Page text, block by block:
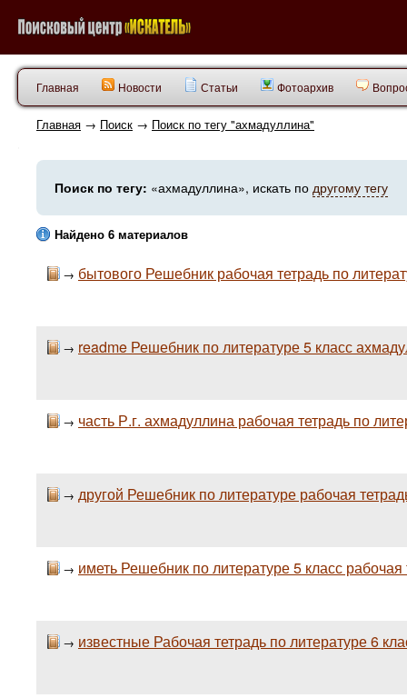
Главная Новости Статьи Фотоархив
Главная → Поиск → Поиск по тегу "ахмадуллина"
Поиск по тегу: «ахмадуллина», искать по другому тегу
Найдено 6 материалов
→ бытового Решебник рабочая тетрадь по
→ readme Решебник по литературе 5 класс
→ часть Р.г. ахмадуллина рабочая тетрадь по
→ другой Решебник по литературе рабочая
→ иметь Решебник по литературе 5 класс
→ известные Рабочая тетрадь по литературе 6